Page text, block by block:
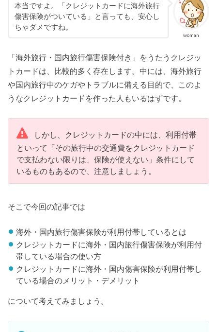
woman
本当ですよ。「クレジットカードに海外旅行
傷害保険がついている」と言っても、安心し
ちゃダメですね。
「海外旅行・国内旅行傷害保険付き」をうたうクレジッ
トカードは、比較的多く存在します。中には、海外旅行
や国内旅行中のケガやトラブルに備える目的で、このよ
うなクレジットカードを作った人もいるはずです。
しかし、クレジットカードの中には、利用付帯
といって「その旅行中の交通費をクレジットカード
で支払わない限りは、保険が使えない」条件にして
いるものもあるので、注意しましょう。
そこで今回の記事では
海外・国内旅行傷害保険が利用付帯しているとは
クレジットカードに海外・国内旅行傷害保険が利用付
帯している場合の使い方
クレジットカードに海外・国内傷害保険が利用付帯し
ている場合のメリット・デメリット
について考えてみましょう。